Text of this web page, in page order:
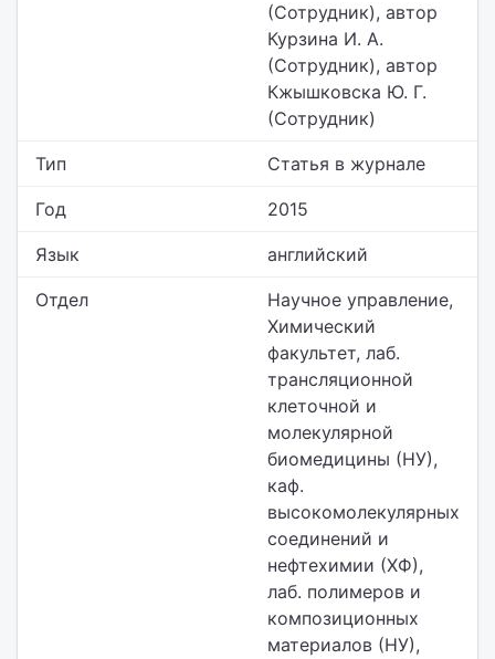
(Сотрудник), автор
Курзина И. А.
(Сотрудник), автор
Кжышковска Ю. Г.
(Сотрудник)
Тип Статья в журнале
Год 2015
Язык английский
Отдел
Научное управление,
Химический
факультет, лаб.
трансляционной
клеточной и
молекулярной
биомедицины (НУ),
каф.
высокомолекулярных
соединений и
нефтехимии (ХФ),
лаб. полимеров и
композиционных
материалов (НУ),